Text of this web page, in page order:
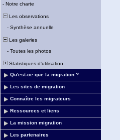
- Notre charte
Les observations
- Synthèse annuelle
Les galeries
- Toutes les photos
Statistiques d'utilisation
Qu'est-ce que la migration ?
Les sites de migration
Connaître les migrateurs
Ressources et liens
La mission migration
Les partenaires